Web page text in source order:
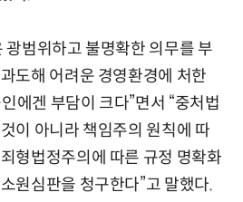
광범위하고 불명확한 의무를 부
도해 어려운 경영환경에 처한
에겐 부담이 크다”면서 “중처법
이 아니라 책임주의 원칙에 따
형법정주의에 따른 규정 명확화
원심판을 청구한다”고 말했다.